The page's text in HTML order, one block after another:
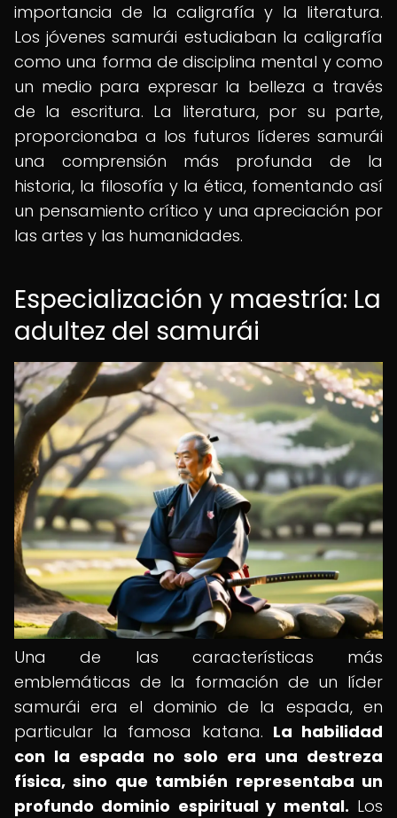
importancia de la caligrafía y la literatura.
Los jóvenes samurái estudiaban la caligrafía
como una forma de disciplina mental y como
un medio para expresar la belleza a través
de la escritura. La literatura, por su parte,
proporcionaba a los futuros líderes samurái
una comprensión más profunda de la
historia, la filosofía y la ética, fomentando así
un pensamiento crítico y una apreciación por
las artes y las humanidades.
Especialización y maestría: La
adultez del samurái
Una de las características más
emblemáticas de la formación de un líder
samurái era el dominio de la espada, en
particular la famosa katana. La habilidad
con la espada no solo era una destreza
física, sino que también representaba un
profundo dominio espiritual y mental. Los